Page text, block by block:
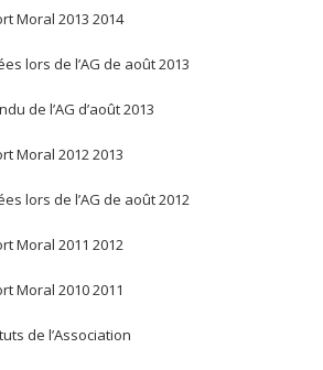
Moral 2013 2014
lors de l’AG de août 2013
de l’AG d’août 2013
Moral 2012 2013
lors de l’AG de août 2012
Moral 2011 2012
Moral 2010 2011
de l’Association